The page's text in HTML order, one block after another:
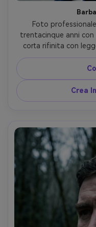
Foto
trentacinque anni
corta rifinita con
guancia
ufficio brillante,
dettaglio pelle e
Crea